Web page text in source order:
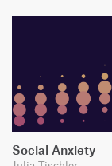
Social Anxiety